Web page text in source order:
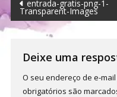
de
Post
entrada-gratis-png-1-
Transparent-Images
Deixe uma
O seu endereço de e-
obrigatórios são